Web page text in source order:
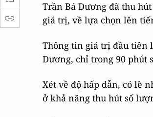
Trần Bá Dương đã thu
giá trị, về lựa chọn lên
Thông tin giá trị đầu tiên
Dương, chỉ trong 90 phút
Xét về độ hấp dẫn, có lẽ
ở khả năng thu hút số